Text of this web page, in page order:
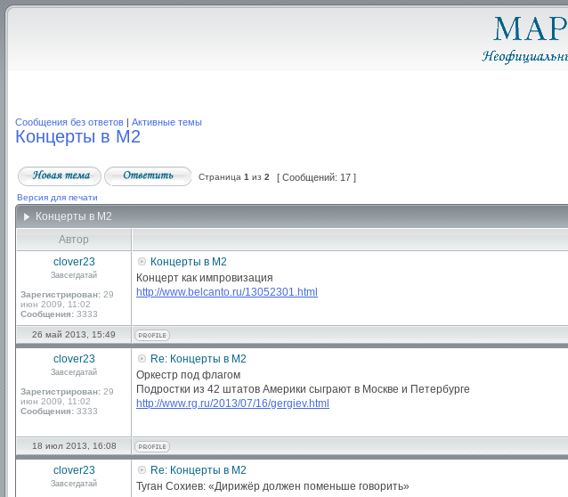
Сообщения без ответов | Активные темы
Концерты в М2
Страница 1 из 2 [ Сообщений: 17 ]
Версия для печати
Концерты в М2
Автор
clover23
Завсегдатай
Зарегистрирован: 29
июн 2009, 11:02
Сообщения: 3333
Концерты в М2
Концерт как импровизация
http://www.belcanto.ru/13052301.html
26 май 2013, 15:49
clover23
Завсегдатай
Зарегистрирован: 29
июн 2009, 11:02
Сообщения: 3333
Re: Концерты в М2
Оркестр под флагом
Подростки из 42 штатов Америки сыграют в Москве и Петербурге
http://www.rg.ru/2013/07/16/gergiev.html
18 июл 2013, 16:08
clover23
Завсегдатай
Re: Концерты в М2
Туган Сохиев: «Дирижёр должен поменьше говорить»